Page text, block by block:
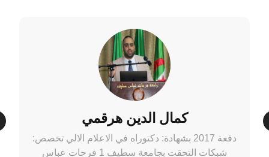
كمال الدين هرقمي
دفعة 2017 بشهادة: دكتوراه في الاعلام الالي
تخصص:
شبكات التحقت بجامعة سطيف 1 فرحات عباس